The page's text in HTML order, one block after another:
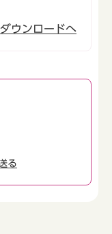
ウンロードへ
る